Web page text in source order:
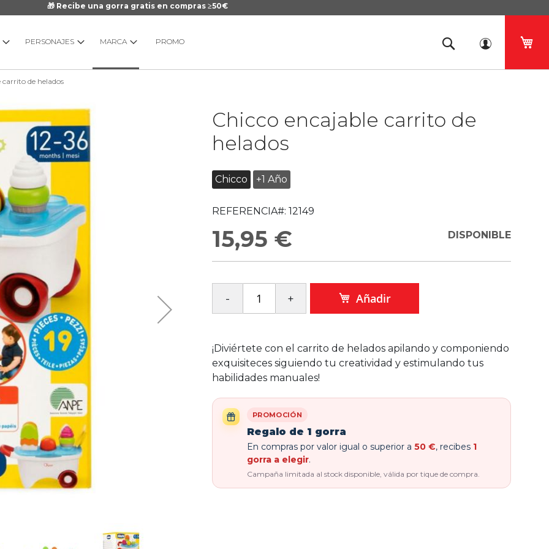
🎁 Recibe una gorra gratis en compras ≥50€
PERSONAJES MARCA PROMO
carrito de helados
Chicco encajable carrito de
helados
Chicco +1 Año
REFERENCIA#: 12149
15,95 € DISPONIBLE
Añadir
¡Diviértete con el carrito de helados apilando y componiendo
exquisiteces siguiendo tu creatividad y estimulando tus
habilidades manuales!
PROMOCIÓN
Regalo de 1 gorra
En compras por valor igual o superior a 50 €, recibes 1
gorra a elegir.
Campaña limitada al stock disponible, válida por tique de compra.
galería
imágenes